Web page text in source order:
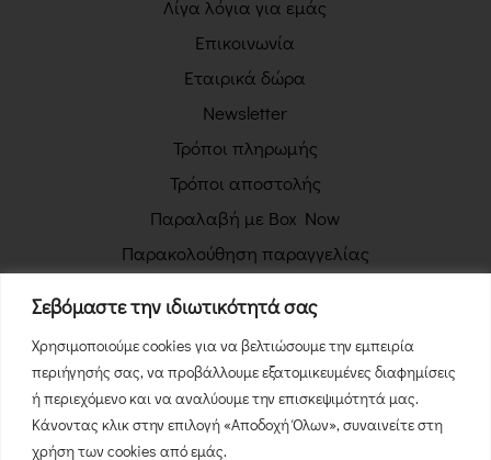
Σεβόμαστε την ιδιωτικότητά σας
Χρησιμοποιούμε cookies για να βελτιώσουμε την εμπειρία
περιήγησής σας, να προβάλλουμε εξατομικευμένες διαφημίσεις
ή περιεχόμενο και να αναλύουμε την επισκεψιμότητά μας.
Κάνοντας κλικ στην επιλογή «Αποδοχή Όλων», συναινείτε στη
χρήση των cookies από εμάς.
Λίγα λόγια για εμάς
Επικοινωνία
Εταιρικά δώρα
Newsletter
Τρόποι πληρωμής
Τρόποι αποστολής
Παραλαβή με Box Now
Παρακολούθηση παραγγελίας
Όροι χρήσης
Πολιτική επιστροφών
Φόρμα Υπαναχώρησης